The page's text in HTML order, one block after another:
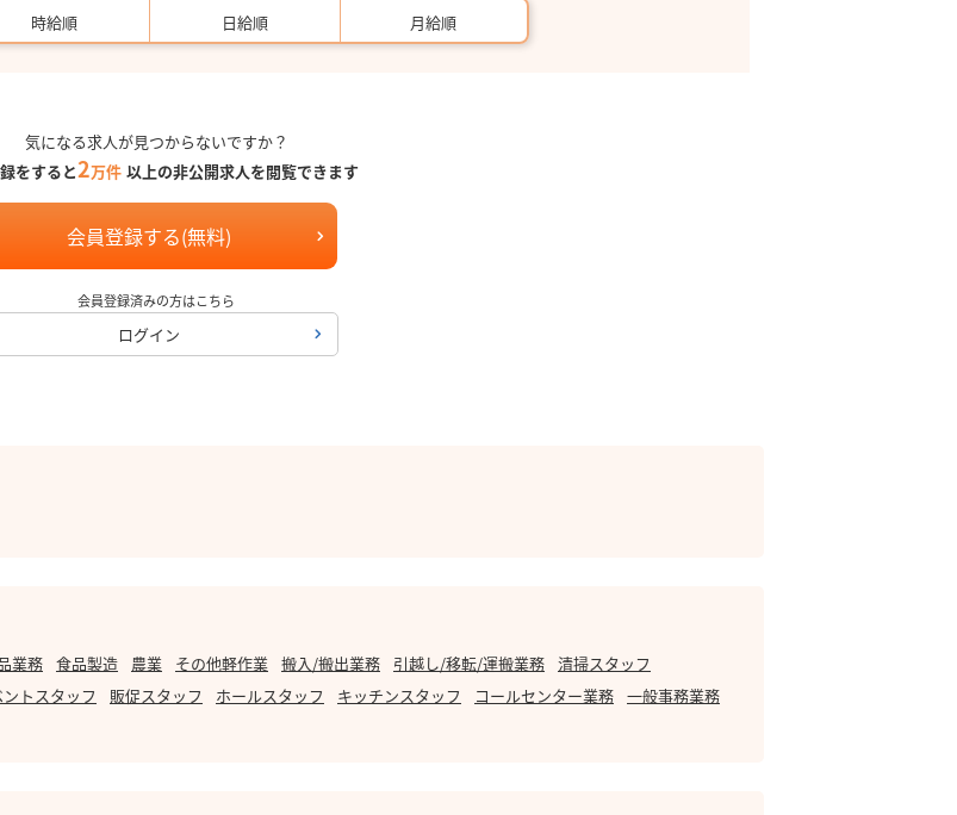
時給順 日給順 月給順
気になる求人が見つからないですか？
をすると2万件 以上の非公開求人を閲覧できます
会員登録する(無料)
会員登録済みの方はこちら
ログイン
業務 食品製造 農業 その他軽作業 搬入/搬出業務 引越し/移転/運搬業務 清掃スタッフ
トスタッフ 販促スタッフ ホールスタッフ キッチンスタッフ コールセンター業務 一般事務業務